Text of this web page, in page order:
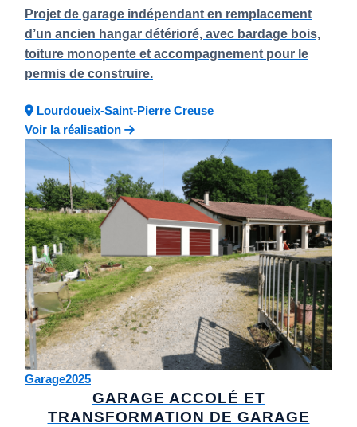
Projet de garage indépendant en remplacement
d’un ancien hangar détérioré, avec bardage bois,
toiture monopente et accompagnement pour le
permis de construire.
Lourdoueix-Saint-Pierre Creuse
Voir la réalisation
Garage2025
GARAGE ACCOLÉ ET
TRANSFORMATION DE GARAGE